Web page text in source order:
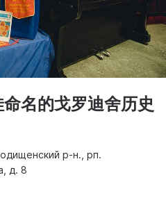
命名的戈罗迪舍历史
р-н., рп.
д. 8